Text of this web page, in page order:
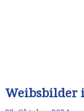
Weibsbilder